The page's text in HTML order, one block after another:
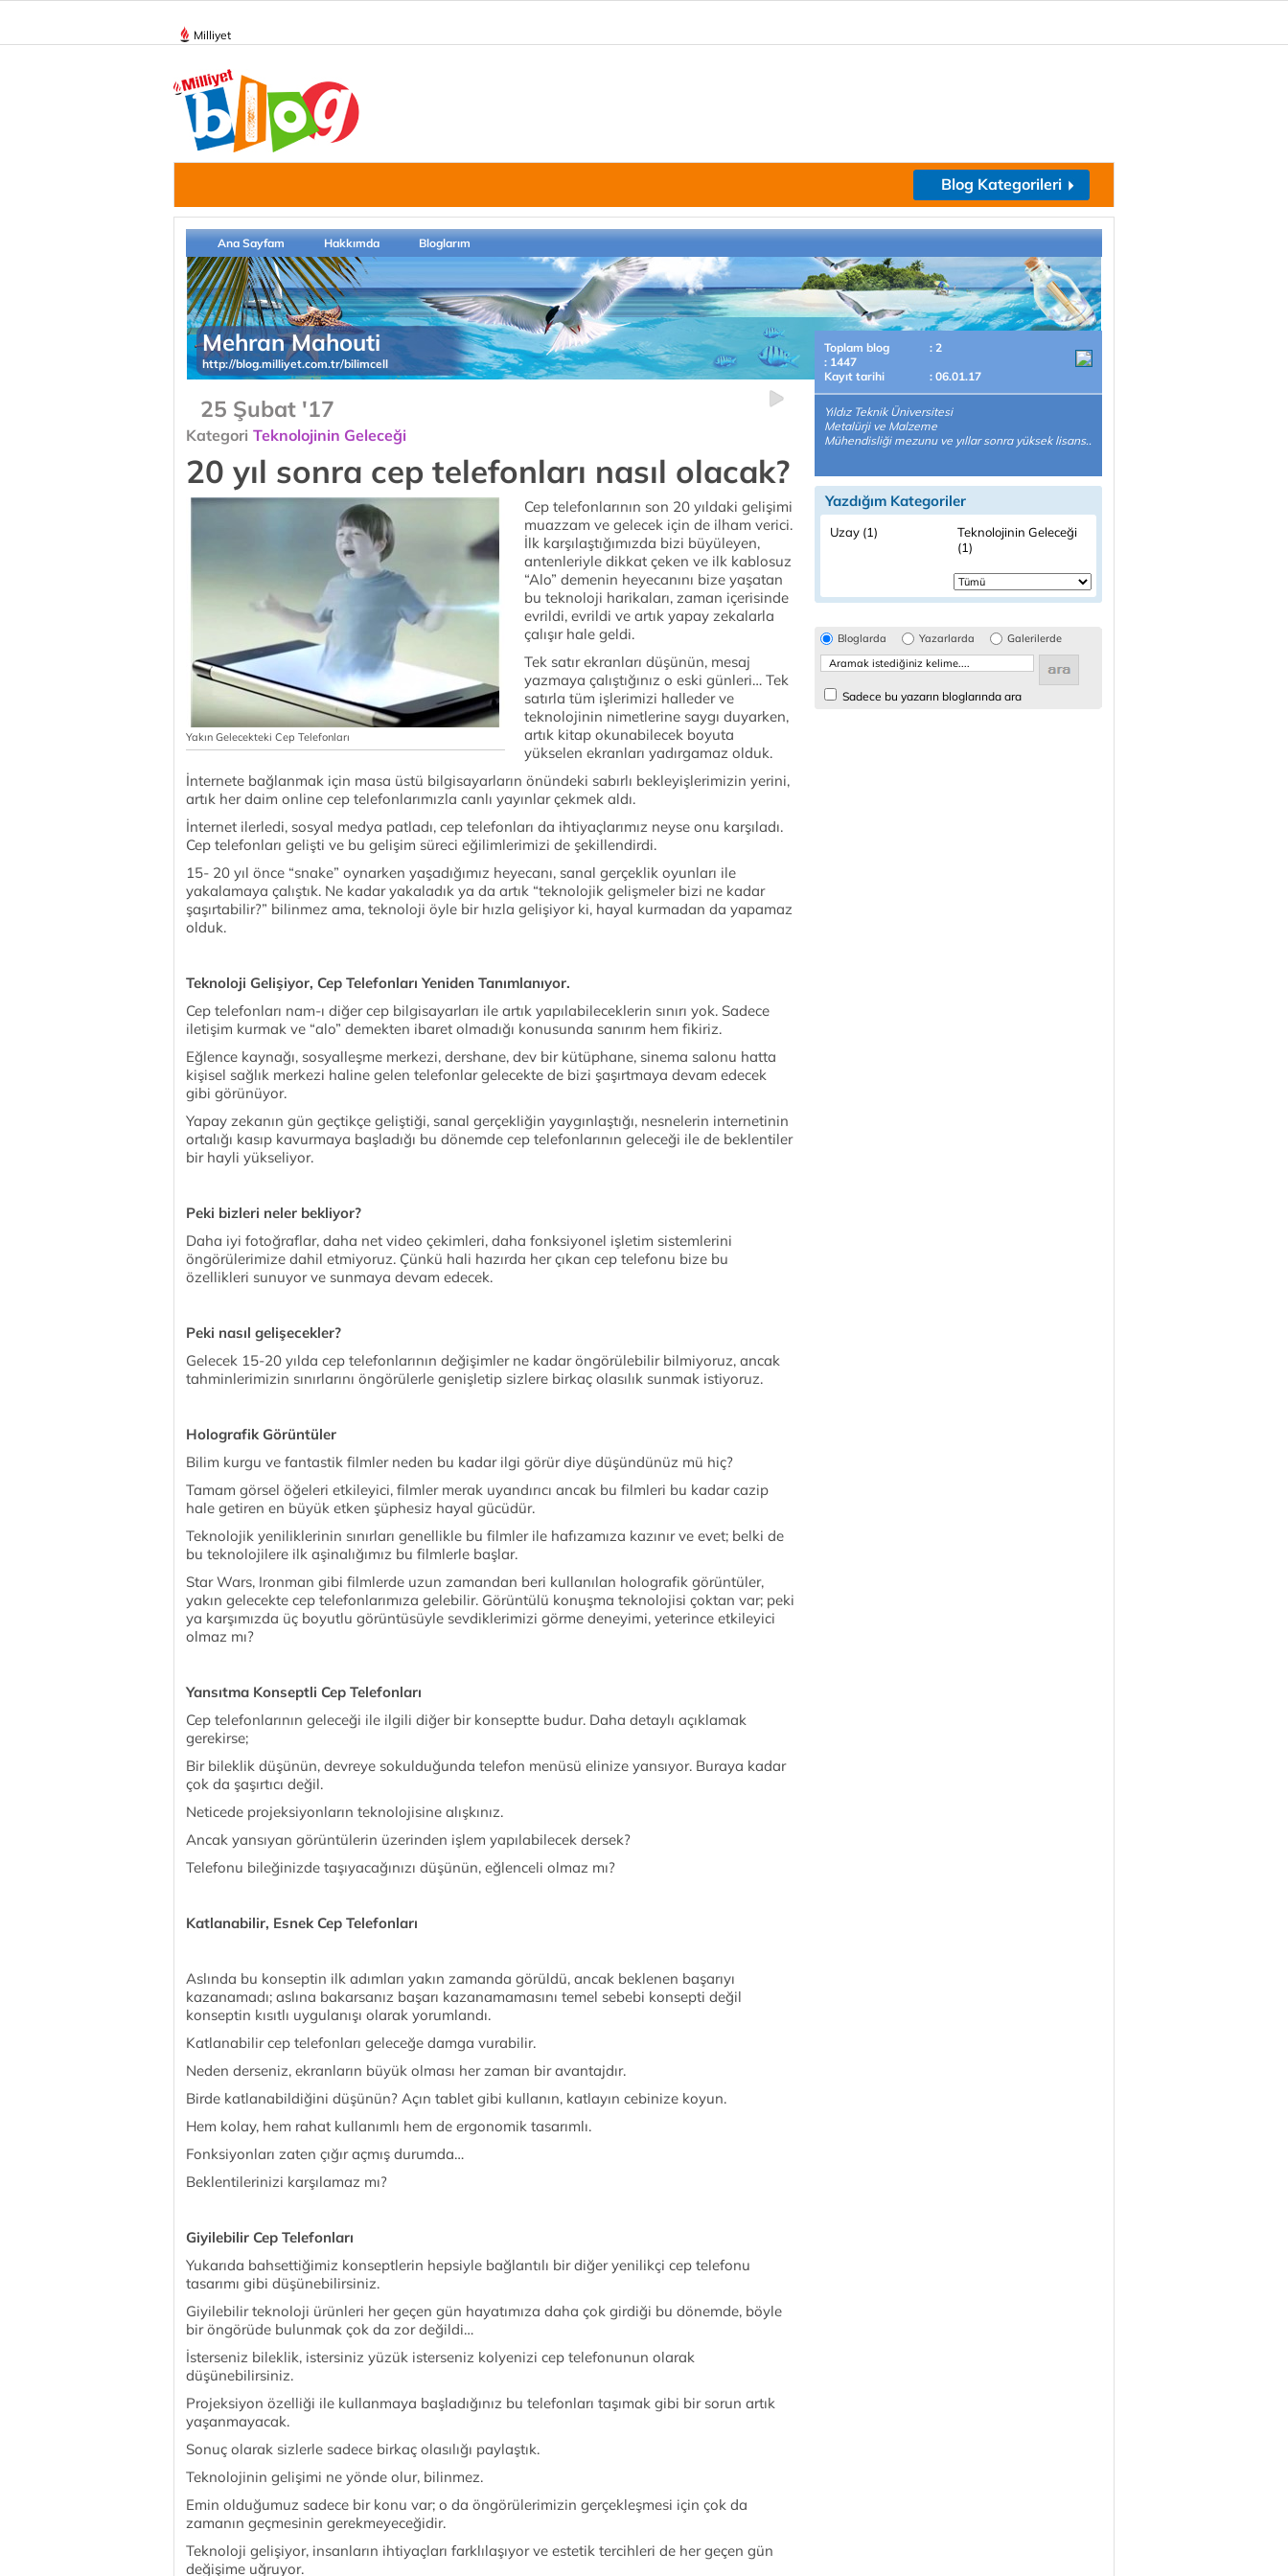
Milliyet
Blog Kategorileri
Ana Sayfam Hakkımda Bloglarım
Mehran Mahouti
http://blog.milliyet.com.tr/bilimcell
25 Şubat '17
Kategori Teknolojinin Geleceği
20 yıl sonra cep telefonları nasıl olacak?
Yakın Gelecekteki Cep Telefonları
Cep telefonlarının son 20 yıldaki gelişimi
muazzam ve gelecek için de ilham verici.
İlk karşılaştığımızda bizi büyüleyen,
antenleriyle dikkat çeken ve ilk kablosuz
“Alo” demenin heyecanını bize yaşatan
bu teknoloji harikaları, zaman içerisinde
evrildi, evrildi ve artık yapay zekalarla
çalışır hale geldi.
Tek satır ekranları düşünün, mesaj
yazmaya çalıştığınız o eski günleri… Tek
satırla tüm işlerimizi halleder ve
teknolojinin nimetlerine saygı duyarken,
artık kitap okunabilecek boyuta
yükselen ekranları yadırgamaz olduk.
İnternete bağlanmak için masa üstü bilgisayarların önündeki sabırlı bekleyişlerimizin yerini,
artık her daim online cep telefonlarımızla canlı yayınlar çekmek aldı.
İnternet ilerledi, sosyal medya patladı, cep telefonları da ihtiyaçlarımız neyse onu karşıladı.
Cep telefonları gelişti ve bu gelişim süreci eğilimlerimizi de şekillendirdi.
15- 20 yıl önce “snake” oynarken yaşadığımız heyecanı, sanal gerçeklik oyunları ile
yakalamaya çalıştık. Ne kadar yakaladık ya da artık “teknolojik gelişmeler bizi ne kadar
şaşırtabilir?” bilinmez ama, teknoloji öyle bir hızla gelişiyor ki, hayal kurmadan da yapamaz
olduk.
Teknoloji Gelişiyor, Cep Telefonları Yeniden Tanımlanıyor.
Cep telefonları nam-ı diğer cep bilgisayarları ile artık yapılabileceklerin sınırı yok. Sadece
iletişim kurmak ve “alo” demekten ibaret olmadığı konusunda sanırım hem fikiriz.
Eğlence kaynağı, sosyalleşme merkezi, dershane, dev bir kütüphane, sinema salonu hatta
kişisel sağlık merkezi haline gelen telefonlar gelecekte de bizi şaşırtmaya devam edecek
gibi görünüyor.
Yapay zekanın gün geçtikçe geliştiği, sanal gerçekliğin yaygınlaştığı, nesnelerin internetinin
ortalığı kasıp kavurmaya başladığı bu dönemde cep telefonlarının geleceği ile de beklentiler
bir hayli yükseliyor.
Peki bizleri neler bekliyor?
Daha iyi fotoğraflar, daha net video çekimleri, daha fonksiyonel işletim sistemlerini
öngörülerimize dahil etmiyoruz. Çünkü hali hazırda her çıkan cep telefonu bize bu
özellikleri sunuyor ve sunmaya devam edecek.
Peki nasıl gelişecekler?
Gelecek 15-20 yılda cep telefonlarının değişimler ne kadar öngörülebilir bilmiyoruz, ancak
tahminlerimizin sınırlarını öngörülerle genişletip sizlere birkaç olasılık sunmak istiyoruz.
Holografik Görüntüler
Bilim kurgu ve fantastik filmler neden bu kadar ilgi görür diye düşündünüz mü hiç?
Tamam görsel öğeleri etkileyici, filmler merak uyandırıcı ancak bu filmleri bu kadar cazip
hale getiren en büyük etken şüphesiz hayal gücüdür.
Teknolojik yeniliklerinin sınırları genellikle bu filmler ile hafızamıza kazınır ve evet; belki de
bu teknolojilere ilk aşinalığımız bu filmlerle başlar.
Star Wars, Ironman gibi filmlerde uzun zamandan beri kullanılan holografik görüntüler,
yakın gelecekte cep telefonlarımıza gelebilir. Görüntülü konuşma teknolojisi çoktan var; peki
ya karşımızda üç boyutlu görüntüsüyle sevdiklerimizi görme deneyimi, yeterince etkileyici
olmaz mı?
Yansıtma Konseptli Cep Telefonları
Cep telefonlarının geleceği ile ilgili diğer bir konseptte budur. Daha detaylı açıklamak
gerekirse;
Bir bileklik düşünün, devreye sokulduğunda telefon menüsü elinize yansıyor. Buraya kadar
çok da şaşırtıcı değil.
Neticede projeksiyonların teknolojisine alışkınız.
Ancak yansıyan görüntülerin üzerinden işlem yapılabilecek dersek?
Telefonu bileğinizde taşıyacağınızı düşünün, eğlenceli olmaz mı?
Katlanabilir, Esnek Cep Telefonları
Aslında bu konseptin ilk adımları yakın zamanda görüldü, ancak beklenen başarıyı
kazanamadı; aslına bakarsanız başarı kazanamamasını temel sebebi konsepti değil
konseptin kısıtlı uygulanışı olarak yorumlandı.
Katlanabilir cep telefonları geleceğe damga vurabilir.
Neden derseniz, ekranların büyük olması her zaman bir avantajdır.
Birde katlanabildiğini düşünün? Açın tablet gibi kullanın, katlayın cebinize koyun.
Hem kolay, hem rahat kullanımlı hem de ergonomik tasarımlı.
Fonksiyonları zaten çığır açmış durumda…
Beklentilerinizi karşılamaz mı?
Giyilebilir Cep Telefonları
Yukarıda bahsettiğimiz konseptlerin hepsiyle bağlantılı bir diğer yenilikçi cep telefonu
tasarımı gibi düşünebilirsiniz.
Giyilebilir teknoloji ürünleri her geçen gün hayatımıza daha çok girdiği bu dönemde, böyle
bir öngörüde bulunmak çok da zor değildi…
İsterseniz bileklik, istersiniz yüzük isterseniz kolyenizi cep telefonunun olarak
düşünebilirsiniz.
Projeksiyon özelliği ile kullanmaya başladığınız bu telefonları taşımak gibi bir sorun artık
yaşanmayacak.
Sonuç olarak sizlerle sadece birkaç olasılığı paylaştık.
Teknolojinin gelişimi ne yönde olur, bilinmez.
Emin olduğumuz sadece bir konu var; o da öngörülerimizin gerçekleşmesi için çok da
zamanın geçmesinin gerekmeyeceğidir.
Teknoloji gelişiyor, insanların ihtiyaçları farklılaşıyor ve estetik tercihleri de her geçen gün
değişime uğruyor.
Toplam blog
: 2
: 1447
Kayıt tarihi
: 06.01.17
Yıldız Teknik Üniversitesi
Metalürji ve Malzeme
Mühendisliği mezunu ve yıllar sonra yüksek lisans..
Yazdığım Kategoriler
Uzay (1) Teknolojinin Geleceği
(1)
Bloglarda Yazarlarda Galerilerde
Sadece bu yazarın bloglarında ara